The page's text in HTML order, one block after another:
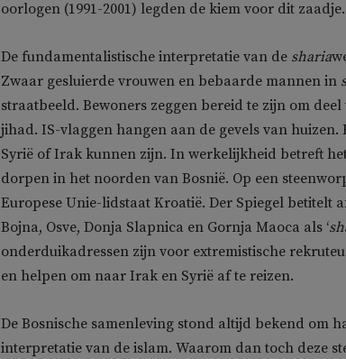
oorlogen (1991-2001) legden de kiem voor dit zaadje.
De fundamentalistische interpretatie van de sharia
Zwaar gesluierde vrouwen en bebaarde mannen in
straatbeeld. Bewoners zeggen bereid te zijn om
jihad. IS-vlaggen hangen aan de gevels van huizen.
Syrië of Irak kunnen zijn. In werkelijkheid betreft
dorpen in het noorden van Bosnië. Op een
Europese Unie-lidstaat Kroatië. Der Spiegel betitelt
Bojna, Osve, Donja Slapnica en Gornja Maoca als ‘
onderduikadressen zijn voor extremistische
en helpen om naar Irak en Syrië af te reizen.
De Bosnische samenleving stond altijd bekend om
interpretatie van de islam. Waarom dan toch deze